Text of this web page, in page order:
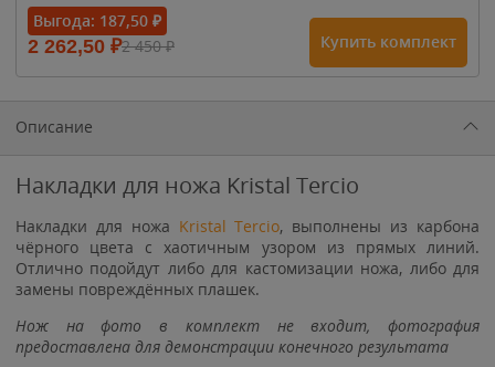
1 615₽
1 900₽1 900₽
Выгода: 187,50 ₽
2 262,50 ₽2 450₽ Купить комплект
Описание
Накладки для ножа Kristal Tercio
Накладки для ножа Kristal Tercio, выполнены из карбона
чёрного цвета с хаотичным узором из прямых линий.
Отлично подойдут либо для кастомизации ножа, либо для
замены повреждённых плашек.
Нож на фото в комплект не входит, фотография
предоставлена для демонстрации конечного результата